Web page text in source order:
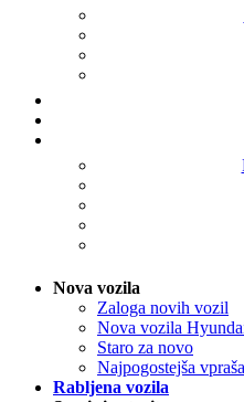
Nova vozila
Zaloga novih vozil
Nova vozila
Staro za novo
Najpogostejša
Rabljena vozila